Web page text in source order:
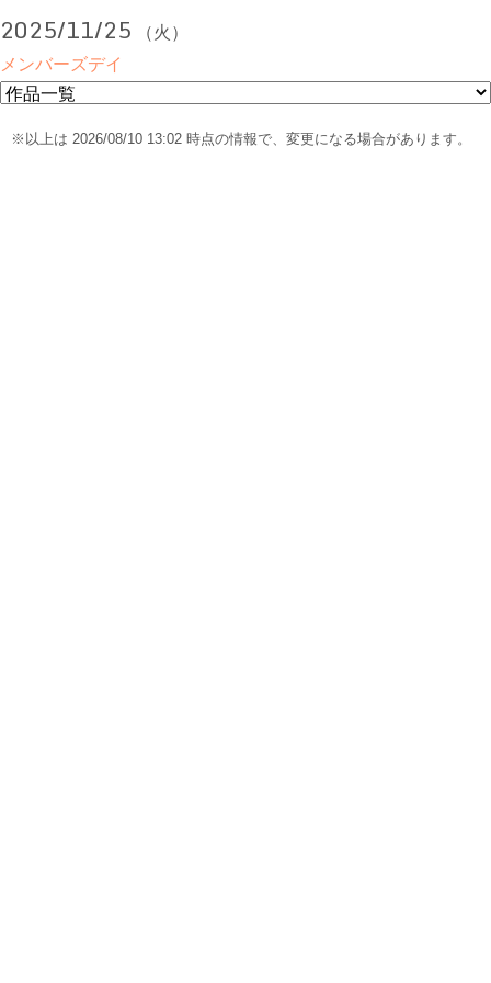
2025/11/25 （火）
メンバーズデイ
※以上は 2026/08/10 13:02 時点の情報で、変更になる場合があります。